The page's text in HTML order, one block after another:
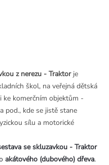
z nerezu - Traktor je
škol, na veřejná dětská
ke komerčním objektům -
pod., kde se jistě stane
sílu a motorické
se skluzavkou - Traktor
akátového (dubového) dřeva.